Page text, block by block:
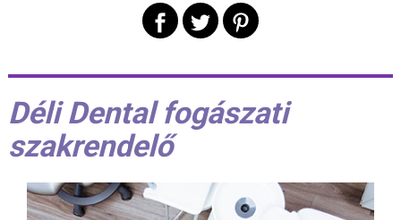
Déli Dental fogászati
szakrendelő